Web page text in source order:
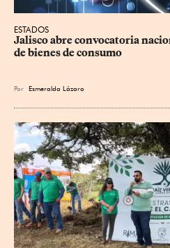
ESTADOS
Jalisco abre convocatoria
de bienes de consumo
Por Esmeralda Lázaro